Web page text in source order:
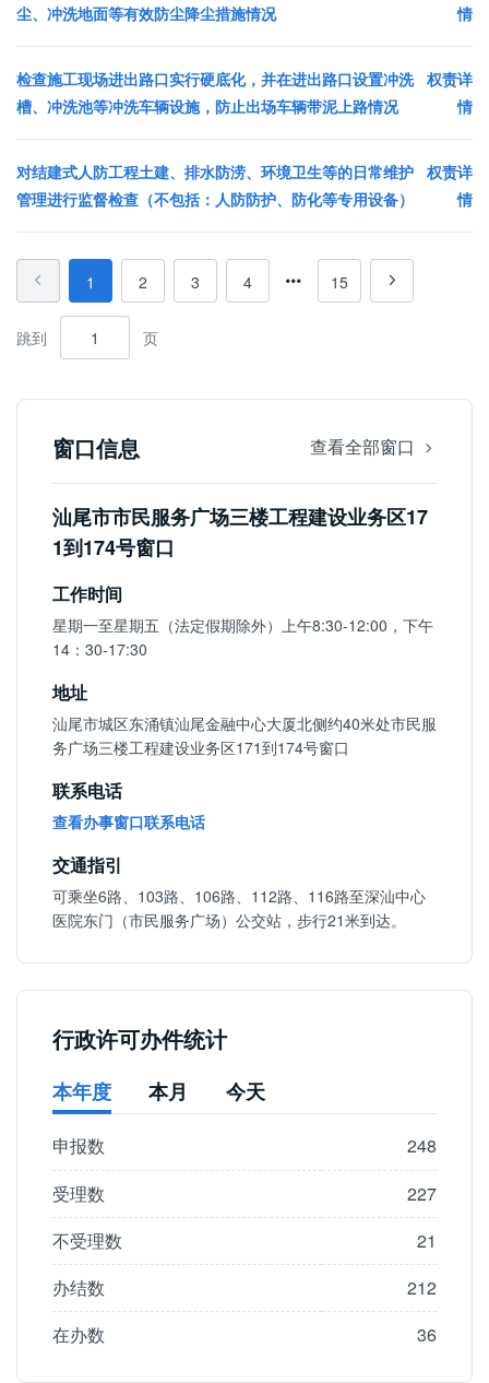
尘、冲洗地面等有效防尘降尘措施情况
情
检查施工现场进出路口实行硬底化，并在进出路口设置冲洗
槽、冲洗池等冲洗车辆设施，防止出场车辆带泥上路情况
权责详
情
对结建式人防工程土建、排水防涝、环境卫生等的日常维护
管理进行监督检查（不包括：人防防护、防化等专用设备）
权责详
情
1 2 3 4 15
跳到 页
窗口信息 查看全部窗口
汕尾市市民服务广场三楼工程建设业务区17
1到174号窗口
工作时间
星期一至星期五（法定假期除外）上午8:30-12:00，下午
14：30-17:30
地址
汕尾市城区东涌镇汕尾金融中心大厦北侧约40米处市民服
务广场三楼工程建设业务区171到174号窗口
联系电话
查看办事窗口联系电话
交通指引
可乘坐6路、103路、106路、112路、116路至深汕中心
医院东门（市民服务广场）公交站，步行21米到达。
行政许可办件统计
本年度 本月 今天
申报数
248
受理数
227
不受理数
21
办结数
212
在办数
36